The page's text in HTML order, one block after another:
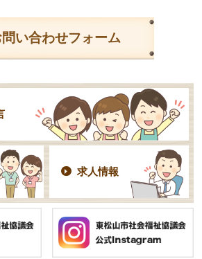
問い合わせフォーム
求人情報